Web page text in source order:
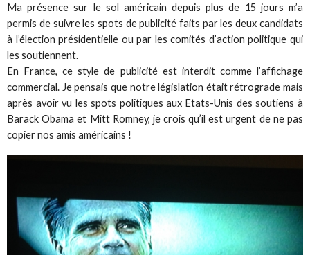
Ma présence sur le sol américain depuis plus de 15 jours m’a
permis de suivre les spots de publicité faits par les deux candidats
à l’élection présidentielle ou par les comités d’action politique qui
les soutiennent.
En France, ce style de publicité est interdit comme l’affichage
commercial. Je pensais que notre législation était rétrograde mais
après avoir vu les spots politiques aux Etats-Unis des soutiens à
Barack Obama et Mitt Romney, je crois qu’il est urgent de ne pas
copier nos amis américains !